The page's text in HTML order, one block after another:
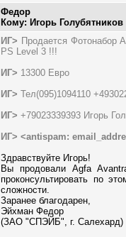
Федор
Кому: Игорь Голубятников
ИГ> Продается Фотонабор
PS Level 3 !!!
ИГ> 13300 Евро
ИГ> Тел(095)1094110
ИГ> +79023339393 Игорь
ИГ> <antispam:
Здравствуйте Игорь!
Вы продовали Agfa
проконсультировать по
сложности.
Заранее благодарен,
Эйхман Федор
(ЗАО "СПЭЙБ", г. Салехард)